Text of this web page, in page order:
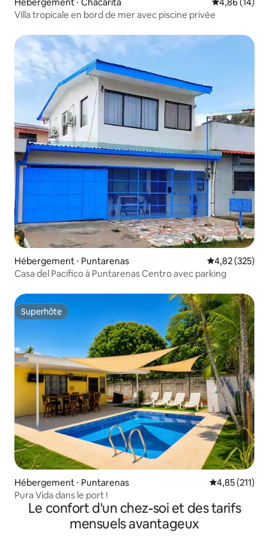
Villa tropicale en bord de mer avec piscine privée
Hébergement ⋅ Puntarenas Évaluation
4,82 (325)
Casa del Pacífico à Puntarenas Centro avec parking
Superhôte
Superhôte
Hébergement ⋅ Puntarenas Évaluation
4,85 (211)
Pura Vida dans le port !
Le confort d'un chez-soi et des tarifs
mensuels avantageux